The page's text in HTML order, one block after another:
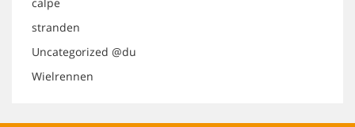
stranden
Uncategorized @du
Wielrennen